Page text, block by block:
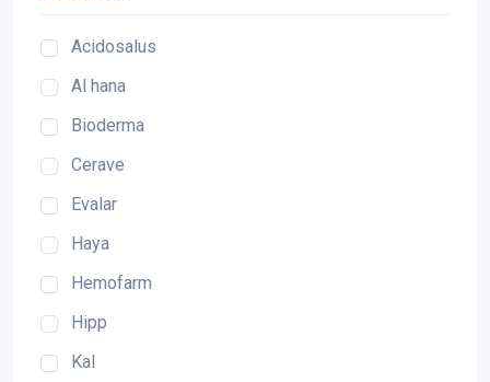
Acidosalus
Al hana
Bioderma
Cerave
Evalar
Haya
Hemofarm
Hipp
Kal